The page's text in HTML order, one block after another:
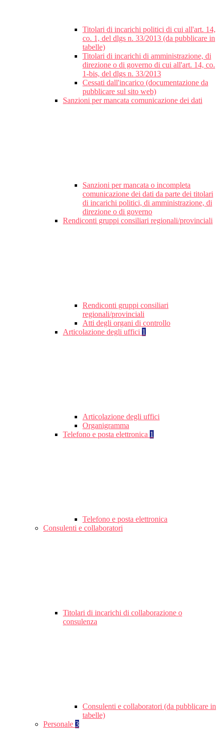
Titolari di incarichi politici di cui all'art. 14,
co. 1, del dlgs n. 33/2013 (da pubblicare in
tabelle)
Titolari di incarichi di amministrazione, di
direzione o di governo di cui all'art. 14, co.
1-bis, del dlgs n. 33/2013
Cessati dall'incarico (documentazione da
pubblicare sul sito web)
Sanzioni per mancata comunicazione dei dati
Sanzioni per mancata o incompleta
comunicazione dei dati da parte dei titolari
di incarichi politici, di amministrazione, di
direzione o di governo
Rendiconti gruppi consiliari regionali/provinciali
Rendiconti gruppi consiliari
regionali/provinciali
Atti degli organi di controllo
Articolazione degli uffici 1
Articolazione degli uffici
Organigramma
Telefono e posta elettronica 1
Telefono e posta elettronica
Consulenti e collaboratori
Titolari di incarichi di collaborazione o
consulenza
Consulenti e collaboratori (da pubblicare in
tabelle)
Personale 3